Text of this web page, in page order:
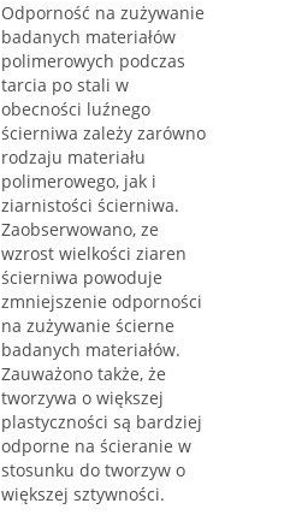
Odporność na zużywanie
badanych materiałów
polimerowych podczas
tarcia po stali w
obecności luźnego
ścierniwa zależy zarówno
rodzaju materiału
polimerowego, jak i
ziarnistości ścierniwa.
Zaobserwowano, ze
wzrost wielkości ziaren
ścierniwa powoduje
zmniejszenie odporności
na zużywanie ścierne
badanych materiałów.
Zauważono także, że
tworzywa o większej
plastyczności są bardziej
odporne na ścieranie w
stosunku do tworzyw o
większej sztywności.